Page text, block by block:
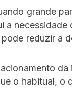
grande
a
reduzir a
o habitual, o